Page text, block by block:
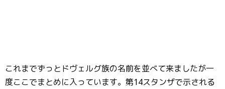
これまでずっとドヴェルグ族の名前を並べて来ましたが一
度ここでまとめに入っています。第14スタンザで示される